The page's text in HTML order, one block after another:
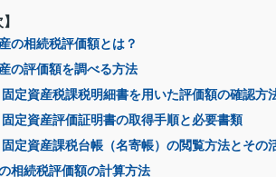
の相続税評価額とは？
の評価額を調べる方法
固定資産税課税明細書を用いた評価額の確認方
固定資産評価証明書の取得手順と必要書類
固定資産課税台帳（名寄帳）の閲覧方法とその
相続税評価額の計算方法